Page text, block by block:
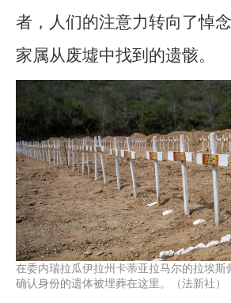
者，人们的注意力转向了悼
家属从废墟中找到的遗骸。
在委内瑞拉瓜伊拉州卡蒂亚拉马尔的拉埃斯
确认身份的遗体被埋葬在这里。（法新社）